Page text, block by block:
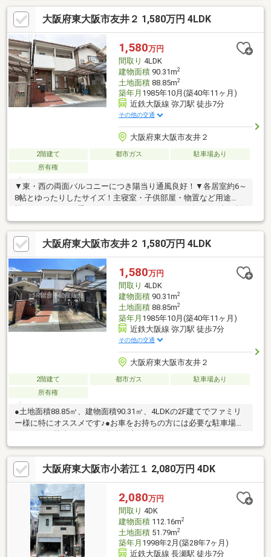
グに変更済み！◆会社の特徴◆ハウスフリーダムは【東証スタン
ダード上場企業】です！不動産購入や住宅ローンについては、ハ
ウスフリーダムにお任せ下さい♪（ご来店の際は、店舗に駐車場を
完備しております）
大阪府東大阪市友井２ 1,580万円 4LDK
1,580万円
間取り 4LDK
建物面積90.31m2
土地面積88.85m2
築年月 1985年10月(築40年11ヶ月)
近鉄大阪線 弥刀駅 徒歩7分
その他の交通
大阪府東大阪市友井２
2階建て 都市ガス
駐車場あり
所有権
▼東・西の両面バルコニーにつき陽当り通風良好！▼各居室約6～
8帖とゆったりしたサイズ！主寝室・子供部屋・物置など用途
限有）▼1階に水回り設備が集約されており、歳を重ねても住み続
けやすい間取り！▼小学校まで徒歩約2分！中学校まで徒歩約4
分！お子様の通学も安心！▼周辺環境コノミヤ弥刀店 約559m食
品館アプロ友井店 約705mファミリーマート薬ヒグチ弥刀駅前
店 約537mローソン八尾美園町4丁目 約595mココカラファイン
友井店 約558m
大阪府東大阪市友井２ 1,580万円 4LDK
1,580万円
間取り 4LDK
建物面積90.31m2
土地面積88.85m2
築年月 1985年10月(築40年11ヶ月)
近鉄大阪線 弥刀駅 徒歩7分
その他の交通
大阪府東大阪市友井２
2階建て 都市ガス
駐車場あり
所有権
●土地面積88.85㎡、建物面積90.31㎡、4LDKの2F建てでファミリ
ー様に特にオススメです♪●お車をお持ちの方には必要な駐車場は
カーポート駐車スペース1台分（車種による）です！●リビングは
広々16.0帖♪ご家族と毎日顔を合わせられる造りでゆったりとお過
ごしいただける空間です！●全居室洋室でインテリアも統一しや
すいです！（全和室をフローリングへ変更済）●収納スペースが
豊富にあるのも嬉しいポイントです！●2面バルコニーなので洗濯
物をたくさん干せます！●小中学校・コンビニ・スーパー・総合
病院が徒歩10分圏内！
大阪府東大阪市小若江１ 2,080万円 4DK
2,080万円
間取り 4DK
建物面積112.16m2
土地面積51.79m2
築年月 1998年2月(築28年7ヶ月)
近鉄大阪線 長瀬駅 徒歩7分